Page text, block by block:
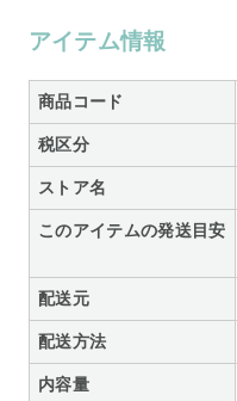
アイテム情報
商品コード
税区分
ストア名
このアイテムの発送目安
配送元
配送方法
内容量